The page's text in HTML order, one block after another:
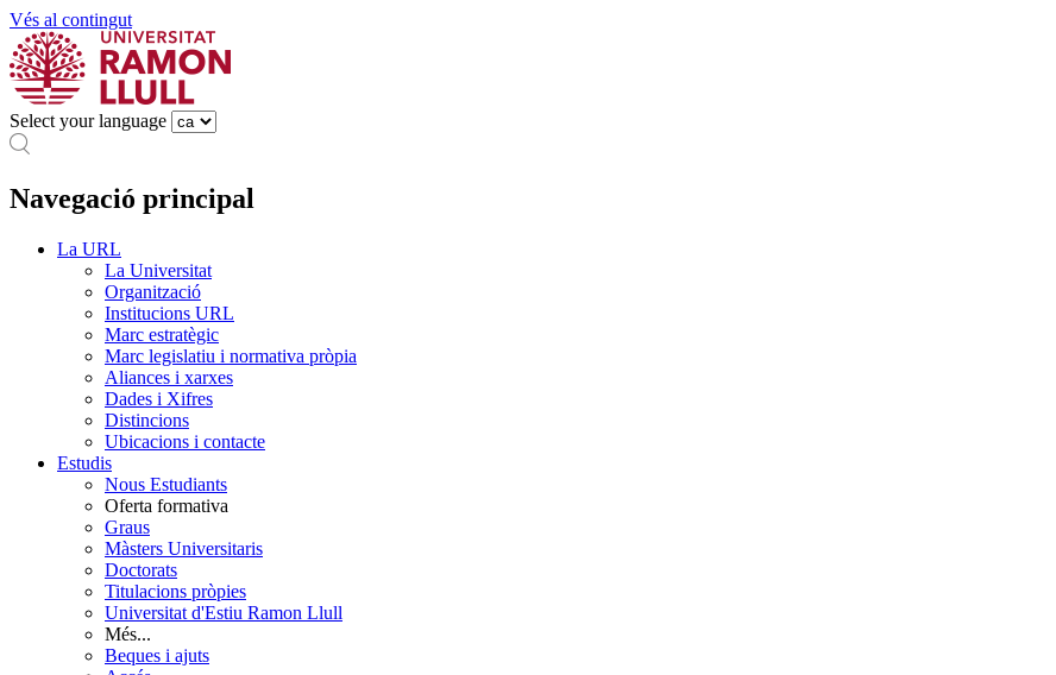
Vés al contingut
Select your language
Navegació principal
La URL
La Universitat
Organització
Institucions URL
Marc estratègic
Marc legislatiu i normativa pròpia
Aliances i xarxes
Dades i Xifres
Distincions
Ubicacions i contacte
Estudis
Nous Estudiants
Oferta formativa
Graus
Màsters Universitaris
Doctorats
Titulacions pròpies
Universitat d'Estiu Ramon Llull
Més...
Beques i ajuts